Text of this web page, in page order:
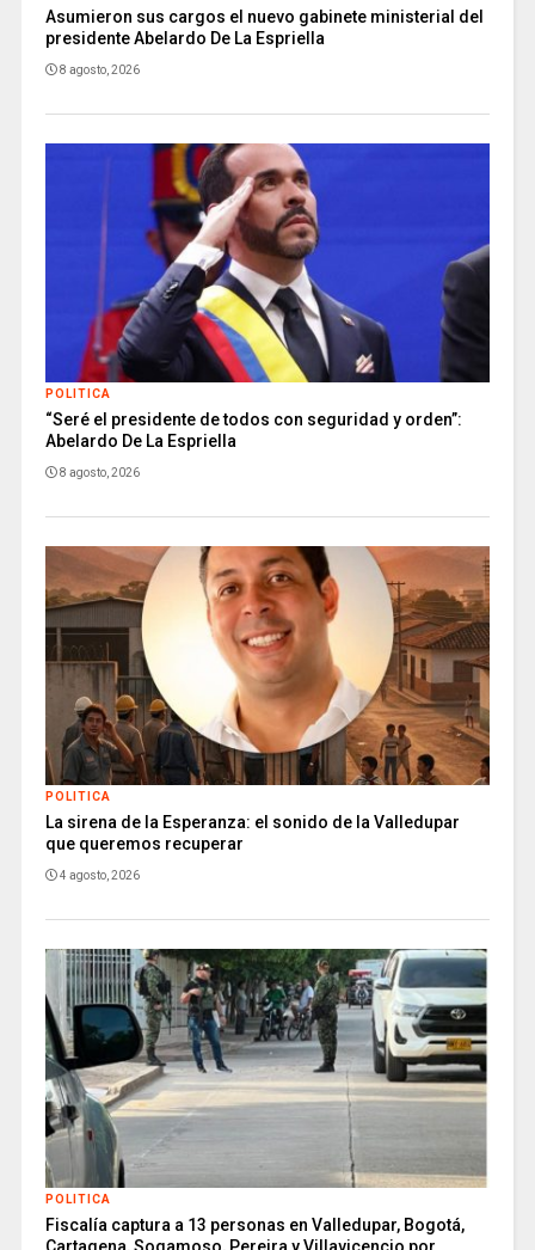
Asumieron sus cargos el nuevo gabinete ministerial del
presidente Abelardo De La Espriella
8 agosto, 2026
POLITICA
“Seré el presidente de todos con seguridad y orden”:
Abelardo De La Espriella
8 agosto, 2026
POLITICA
La sirena de la Esperanza: el sonido de la Valledupar
que queremos recuperar
4 agosto, 2026
POLITICA
Fiscalía captura a 13 personas en Valledupar, Bogotá,